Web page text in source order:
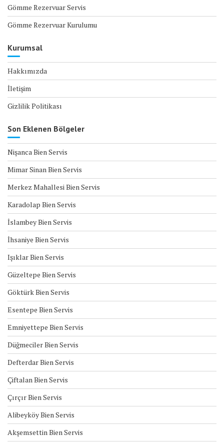
Gömme Rezervuar Servis
Gömme Rezervuar Kurulumu
Kurumsal
Hakkımızda
İletişim
Gizlilik Politikası
Son Eklenen Bölgeler
Nişanca Bien Servis
Mimar Sinan Bien Servis
Merkez Mahallesi Bien Servis
Karadolap Bien Servis
İslambey Bien Servis
İhsaniye Bien Servis
Işıklar Bien Servis
Güzeltepe Bien Servis
Göktürk Bien Servis
Esentepe Bien Servis
Emniyettepe Bien Servis
Düğmeciler Bien Servis
Defterdar Bien Servis
Çiftalan Bien Servis
Çırçır Bien Servis
Alibeyköy Bien Servis
Akşemsettin Bien Servis